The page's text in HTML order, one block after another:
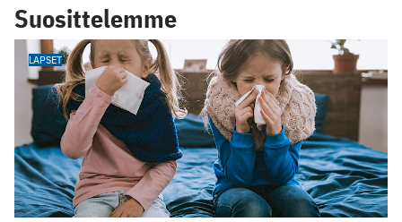
Suosittelemme
LAPSET